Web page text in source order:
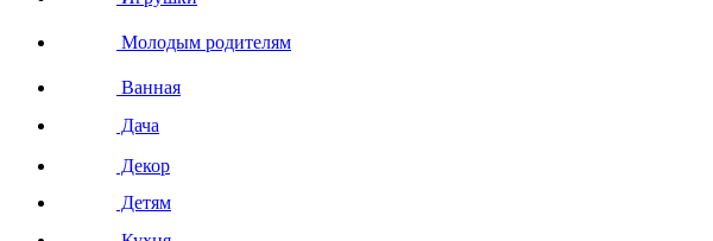
Молодым родителям
Ванная
Дача
Декор
Детям